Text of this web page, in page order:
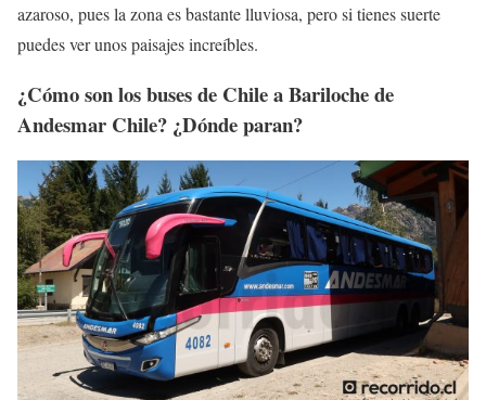
azaroso, pues la zona es bastante lluviosa, pero si tienes suerte
puedes ver unos paisajes increíbles.
¿Cómo son los buses de Chile a Bariloche de
Andesmar Chile? ¿Dónde paran?